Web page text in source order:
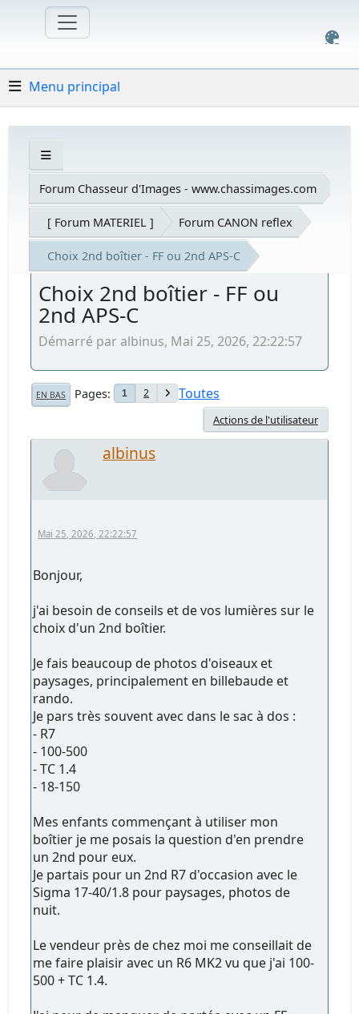
Menu principal
Forum Chasseur d'Images - www.chassimages.com
[ Forum MATERIEL ] Forum CANON reflex
Choix 2nd boîtier - FF ou 2nd APS-C
Choix 2nd boîtier - FF ou
2nd APS-C
Démarré par albinus, Mai 25, 2026, 22:22:57
EN BAS Pages 1 2 Toutes
Actions de l'utilisateur
albinus
Mai 25, 2026, 22:22:57
Bonjour,
j'ai besoin de conseils et de vos lumières sur le
choix d'un 2nd boîtier.
Je fais beaucoup de photos d'oiseaux et
paysages, principalement en billebaude et
rando.
Je pars très souvent avec dans le sac à dos :
- R7
- 100-500
- TC 1.4
- 18-150
Mes enfants commençant à utiliser mon
boîtier je me posais la question d'en prendre
un 2nd pour eux.
Je partais pour un 2nd R7 d'occasion avec le
Sigma 17-40/1.8 pour paysages, photos de
nuit.
Le vendeur près de chez moi me conseillait de
me faire plaisir avec un R6 MK2 vu que j'ai 100-
500 + TC 1.4.